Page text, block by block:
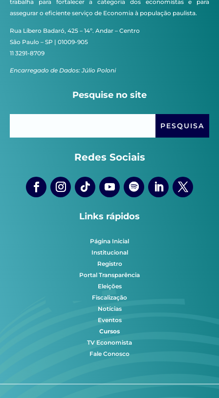
trabalha para fortalecer a categoria dos economistas e para
assegurar o eficiente serviço de Economia à população paulista.
Rua Líbero Badaró, 425 – 14º. Andar – Centro
São Paulo – SP | 01009-905
11 3291-8709
Encarregado de Dados: Júlio Poloni
Pesquise no site
Redes Sociais
Links rápidos
Página Inicial
Institucional
Registro
Portal Transparência
Eleições
Fiscalização
Notícias
Eventos
Cursos
TV Economista
Fale Conosco